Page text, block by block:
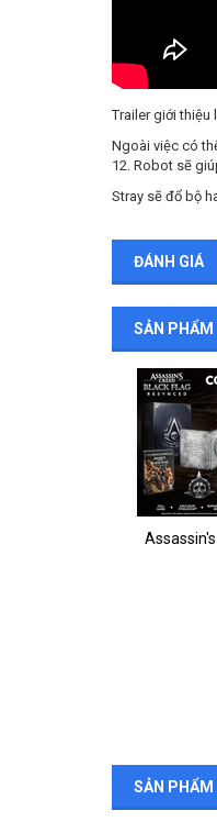
Trailer giới thiệu
Ngoài việc có
12. Robot sẽ
Stray sẽ đổ bộ
ĐÁNH GIÁ
SẢN PHẨM
SẢN PHẨM